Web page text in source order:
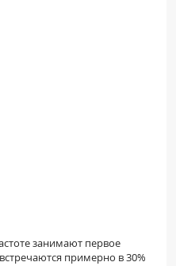
занимают первое
примерно в 30%